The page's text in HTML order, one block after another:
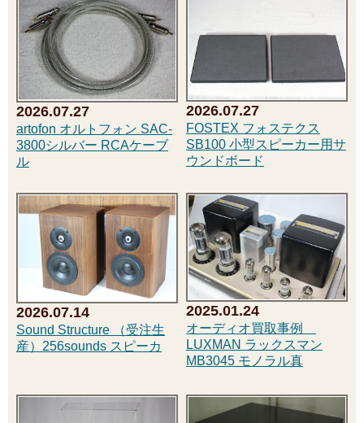
2026.07.27
artofon オルトフォン SAC-
3800シルバー RCAケーブ
ル
2026.07.27
FOSTEX フォステクス
SB100 小型スピーカー用サ
ウンドボード
2026.07.14
Sound Structure （受注生
産）256sounds スピーカ
2025.01.24
オーディオ買取事例
LUXMAN ラックスマン
MB3045 モノラル真